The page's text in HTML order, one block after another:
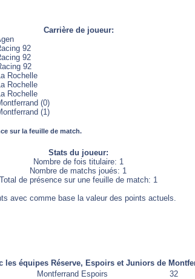
Carrière de joueur:
92
92
92
Rochelle
Rochelle
Rochelle
(0)
(1)
sur la feuille de match.
Stats du joueur:
Nombre de fois titulaire: 1
Nombre de matchs joués: 1
Total de présence sur une feuille de match: 1
avec comme base la valeur des points actuels.
les équipes Réserve, Espoirs et Juniors de
Montferrand Espoirs 32